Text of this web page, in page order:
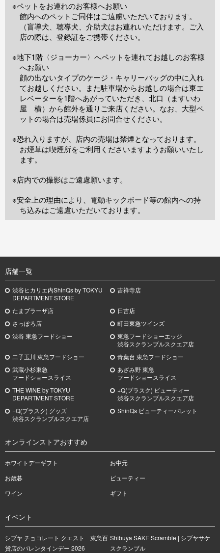
※ペットをお連れのお客様へお願い
館内へのペットご同伴はご遠慮いただいております。
（盲導犬、聴導犬、介助犬はお連れいただけます。ご入
店の際は、登録証をご携帯ください。
※地下1階〈ジョーカー〉へペットを連れてお越しのお客様
へお願い
顔の出ないタイプのケージ・キャリーバッグの中に入れ
てお越しください。また駐車場からお越しの場合は東エ
レベーターを1階へあがっていただき、北口（ますいわ
屋 横）から館外を通りご来店ください。なお、大型ペ
ットの場合は売場係員にお問合せください。
※恐れ入りますが、店内の売場は禁煙となっております。
お煙草は喫煙所をご利用くださいますようお願いいたし
ます。
※店内での撮影はご遠慮願います。
※安全上の理由により、電動キックボード等の館内への持
ち込みはご遠慮いただいております。
店舗一覧
渋谷ヒカリエ内ShinQs by TOKYU
DEPARTMENT STORE
吉祥寺店
たまプラーザ店
日吉店
さっぽろ店
町田東急ツインズ
渋谷 東急フードショー
東急フードショーエッジ
渋谷スクランブルスクエア店
二子玉川 東急フードショー
青葉台 東急フードショー
武蔵小杉東急
フードショースライス
あざみ野東急
フードショースライス
THE WINE by TOKYU
DEPARTMENT STORE
+Q(プラスク) ビューティー
渋谷スクランブルスクエア店
+Q(プラスク) グッズ
渋谷スクランブルスクエア店
ShinQs ビューティーパレット
オンラインストアおすすめ
ホワイトデーギフト
お中元
お歳暮
ビューティー
ワイン
ギフト
イベント
シブヤ チョコレート クエスト 東急百
貨店のバレンタインデー 2026
Shibuya SAKE Scramble | シブヤサケ
スクランブル